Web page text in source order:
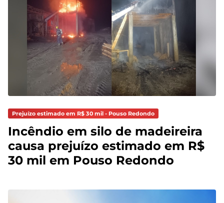
Prejuízo estimado em R$ 30 mil - Pouso Redondo
Incêndio em silo de madeireira
causa prejuízo estimado em R$
30 mil em Pouso Redondo